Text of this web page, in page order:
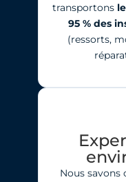
transportons
95 % des
(ressorts,
Nous savons